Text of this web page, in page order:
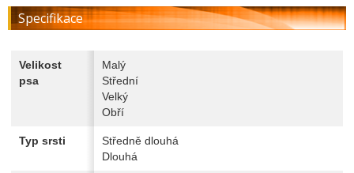
Specifikace
Velikost
psa
Malý
Střední
Velký
Obří
Typ srsti
Středně dlouhá
Dlouhá